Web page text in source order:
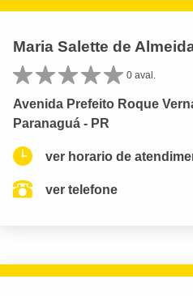
Maria Salette de
0 aval.
Avenida Prefeito Roque
Paranaguá - PR
ver horario de
ver telefone